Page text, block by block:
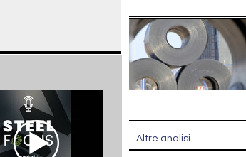
Altre analisi